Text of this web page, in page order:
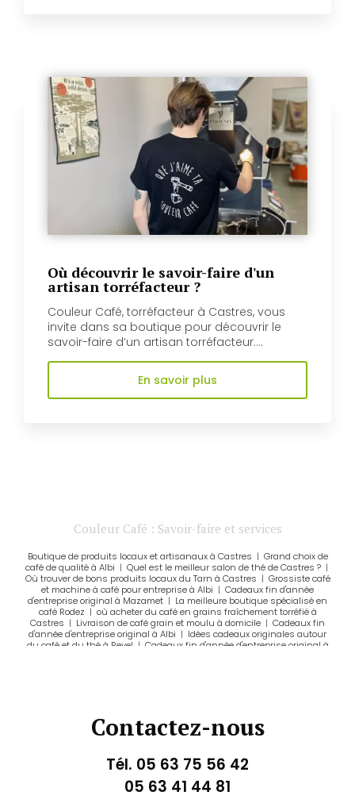
Où découvrir le savoir-faire d'un
artisan torréfacteur ?
Couleur Café, torréfacteur à Castres, vous
invite dans sa boutique pour découvrir le
savoir-faire d’un artisan torréfacteur....
En savoir plus
Couleur Café : Savoir-faire et services
Boutique de produits locaux et artisanaux à Castres | Grand choix de
café de qualité à Albi | Quel est le meilleur salon de thé de Castres ?|
Où trouver de bons produits locaux du Tarn à Castres | Grossiste café
et machine à café pour entreprise à Albi | Cadeaux fin d'année
d'entreprise original à Mazamet | La meilleure boutique spécialisé en
café Rodez | où acheter du café en grains fraîchement torréfié à
Castres | Livraison de café grain et moulu à domicile | Cadeaux fin
d'année d'entreprise original à Albi | Idées cadeaux originales autour
du café et du thé à Revel | Cadeaux fin d'année d'entreprise original à
matcha bio de qualité à Castres|Où boire un bon matcha latte à
|Coffret de dégustation de café pour offrir à Albi
unique et des conseils personnalisés à Castres|
matcha latte à Albi ?|Livraison de café de spécialité en grain à
Grand choix de café de qualité à Castres
en vrac et de thé bio à Castres| Coffeeshop avec terrasse et télétravail
Contactez-nous
Tél. 05 63 75 56 42
05 63 41 44 81